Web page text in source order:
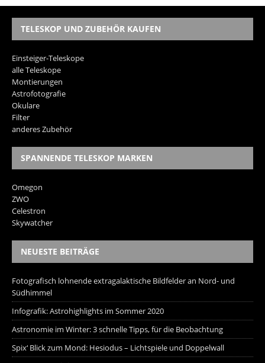
TELESKOP UND ZUBEHÖR KAUFEN
Einsteiger-Teleskope
alle Teleskope
Montierungen
Astrofotografie
Okulare
Filter
anderes Zubehör
SPANNENDE TELESKOP MARKEN
Omegon
ZWO
Celestron
Skywatcher
NEUESTE BEITRÄGE
Fotografisch lohnende extragalaktische Bildfelder an Nord- und
Südhimmel
Infografik: Astrohighlights im Sommer 2020
Astronomie im Winter: 3 schnelle Tipps, für die Beobachtung
Spix‘ Blick zum Mond: Hesiodus – Lichtspiele und Doppelwall